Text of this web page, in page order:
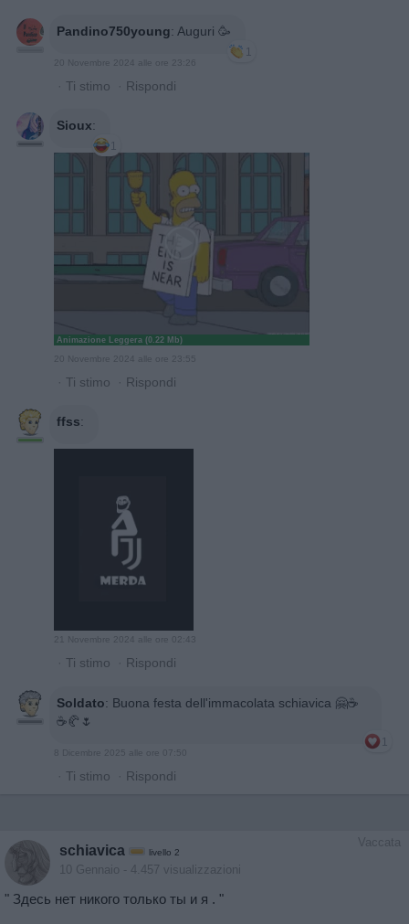
Pandino750young: Auguri 🥳
1
20 Novembre 2024 alle ore 23:26
· Ti stimo · Rispondi
Sioux:
1
Animazione Leggera (0.22 Mb)
20 Novembre 2024 alle ore 23:55
· Ti stimo · Rispondi
ffss:
21 Novembre 2024 alle ore 02:43
· Ti stimo · Rispondi
Soldato: Buona festa dell'immacolata schiavica 🤗☕️
☕️🥐🌷
1
8 Dicembre 2025 alle ore 07:50
· Ti stimo · Rispondi
Vaccata
schiavica livello 2
10 Gennaio - 4.457 visualizzazioni
" Здесь нет никого только ты и я . "